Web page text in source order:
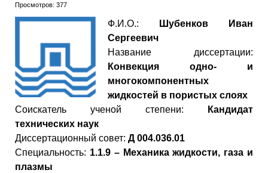
Просмотров: 377
Ф.И.О.:
Шубенков Иван
Сергеевич
Название диссертации:
Конвекция одно- и
многокомпонентных
жидкостей в пористых слоях
Cоискатель ученой степени: Кандидат
технических наук
Диссертационный совет: Д 004.036.01
Специальность: 1.1.9 – Механика жидкости, газа и
плазмы